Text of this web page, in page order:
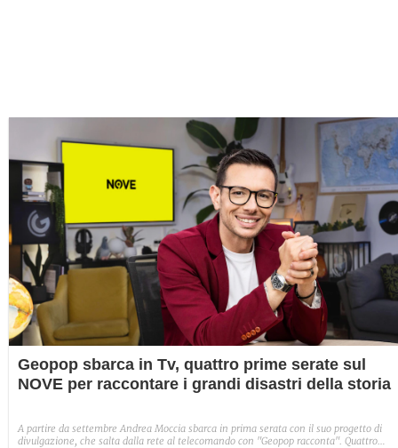
Geopop sbarca in Tv, quattro prime serate sul
NOVE per raccontare i grandi disastri della storia
A partire da settembre Andrea Moccia sbarca in prima serata con il suo progetto di
divulgazione, che salta dalla rete al telecomando con "Geopop racconta". Quattro